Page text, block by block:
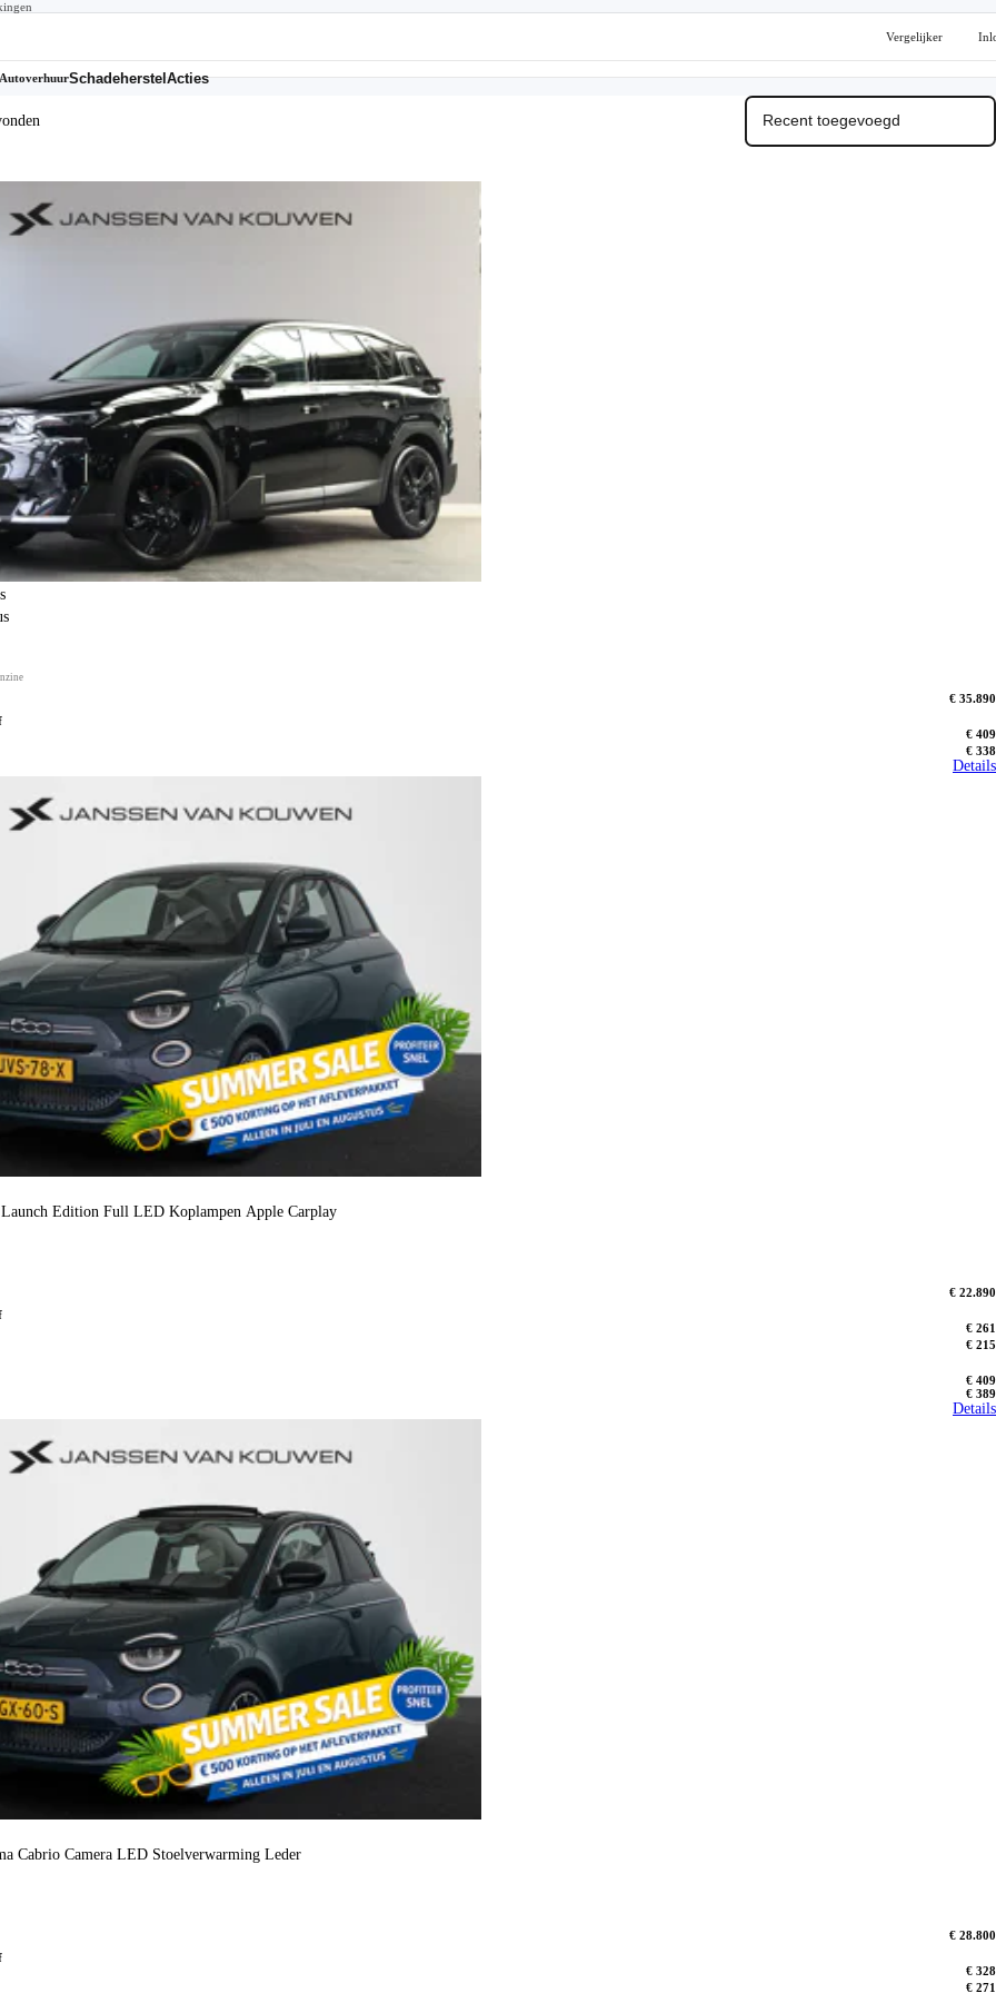
Vergelijker
AutoverhuurSchadeherstelActies
€ 35.890
€ 409
€ 338
Details
Edition Full LED Koplampen Apple Carplay
€ 22.890
€ 261
€ 215
€ 409
€ 389
Details
Cabrio Camera LED Stoelverwarming Leder
€ 28.800
€ 328
€ 271